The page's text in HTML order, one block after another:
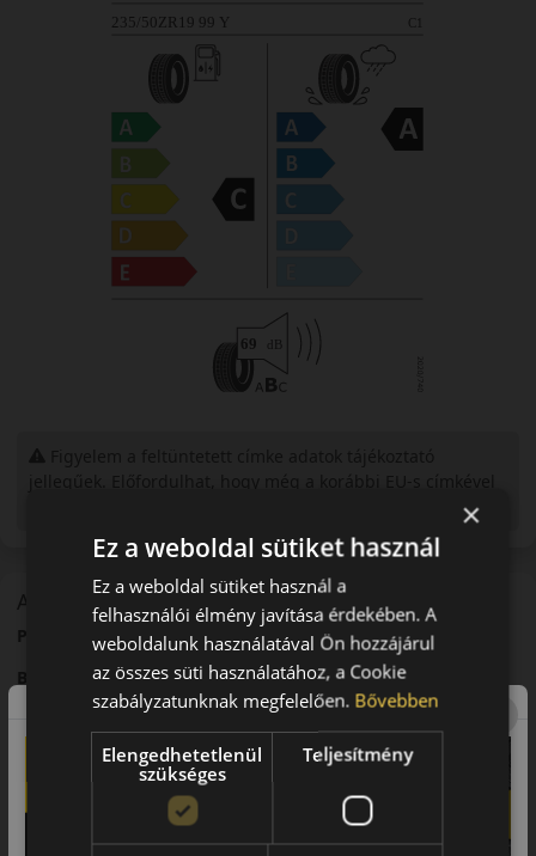
A mintázat
Pirelli P Zero Sport – Sportos nyári személyautó-abroncs
Bevezető
A Pirelli P Zero Sport egy sportos nyári abroncs, amelyet
dinamikus vezetéshez fejlesztettek.
Futófelület és tapadás
Sportos futófelületi mintázata stabil tapadást biztosít nagy
×
Ez a weboldal sütiket használ
Ez a weboldal sütiket használ a
felhasználói élmény javítása érdekében. A
weboldalunk használatával Ön hozzájárul
az összes süti használatához, a Cookie
szabályzatunknak megfelelően. Bővebben
Elengedhetetlenül
szükséges
Teljesítmény